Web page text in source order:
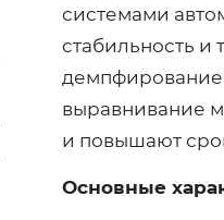
системами
стабильность и
выравнивание
и повышают
Основные